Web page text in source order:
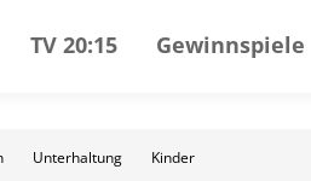
TV 20:15 Gewinnspiele
Unterhaltung Kinder